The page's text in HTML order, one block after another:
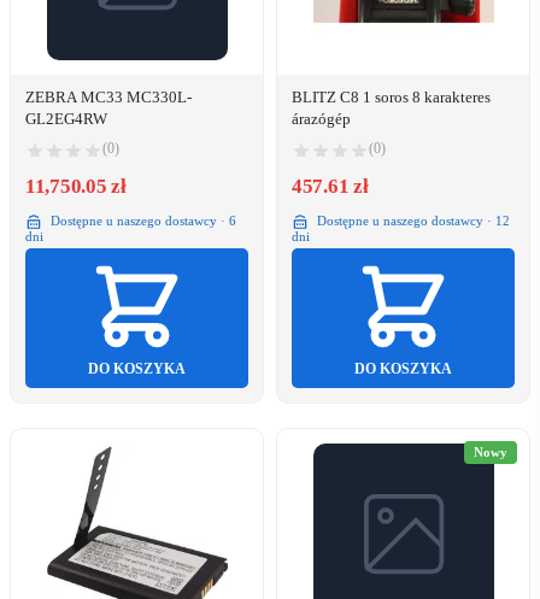
ZEBRA MC33 MC330L-
GL2EG4RW
(0)
11,750.05 zł
Dostępne u naszego dostawcy · 6
dni
DO KOSZYKA
BLITZ C8 1 soros 8 karakteres
árazógép
(0)
457.61 zł
Dostępne u naszego dostawcy · 12
dni
DO KOSZYKA
Nowy